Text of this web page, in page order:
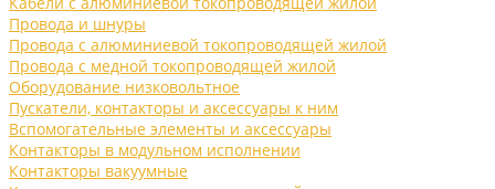
Провода и шнуры
Провода с алюминиевой токопроводящей жилой
Провода с медной токопроводящей жилой
Оборудование низковольтное
Пускатели, контакторы и аксессуары к ним
Вспомогательные элементы и аксессуары
Контакторы в модульном исполнении
Контакторы вакуумные